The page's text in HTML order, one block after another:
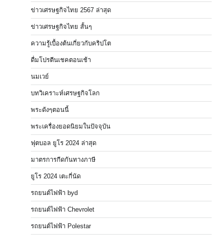
ข่าวเศรษฐกิจไทย 2567 ล่าสุด
ข่าวเศรษฐกิจไทย สั้นๆ
ความรู้เบื้องต้นเกี่ยวกับคริปโต
ดื่มโปรตีนเชคตอนเช้า
นมเวย์
บทวิเคราะห์เศรษฐกิจโลก
พระดังๆตอนนี้
พระเครื่องยอดนิยมในปัจจุบัน
ฟุตบอล ยูโร 2024 ล่าสุด
มาตรการกีดกันทางภาษี
ยูโร 2024 เตะกี่นัด
รถยนต์ไฟฟ้า byd
รถยนต์ไฟฟ้า Chevrolet
รถยนต์ไฟฟ้า Polestar